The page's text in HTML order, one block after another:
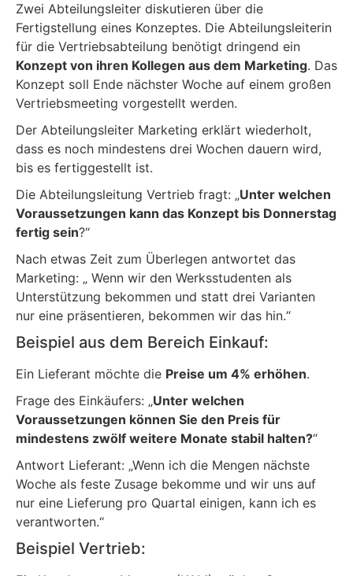
Zwei Abteilungsleiter diskutieren über die
Fertigstellung eines Konzeptes. Die Abteilungsleiterin
für die Vertriebsabteilung benötigt dringend ein
Konzept von ihren Kollegen aus dem Marketing. Das
Konzept soll Ende nächster Woche auf einem großen
Vertriebsmeeting vorgestellt werden.
Der Abteilungsleiter Marketing erklärt wiederholt,
dass es noch mindestens drei Wochen dauern wird,
bis es fertiggestellt ist.
Die Abteilungsleitung Vertrieb fragt: „Unter welchen
Voraussetzungen kann das Konzept bis Donnerstag
fertig sein?“
Nach etwas Zeit zum Überlegen antwortet das
Marketing: „ Wenn wir den Werksstudenten als
Unterstützung bekommen und statt drei Varianten
nur eine präsentieren, bekommen wir das hin.“
Beispiel aus dem Bereich Einkauf:
Ein Lieferant möchte die Preise um 4% erhöhen.
Frage des Einkäufers: „Unter welchen
Voraussetzungen können Sie den Preis für
mindestens zwölf weitere Monate stabil halten?“
Antwort Lieferant: „Wenn ich die Mengen nächste
Woche als feste Zusage bekomme und wir uns auf
nur eine Lieferung pro Quartal einigen, kann ich es
verantworten.“
Beispiel Vertrieb: